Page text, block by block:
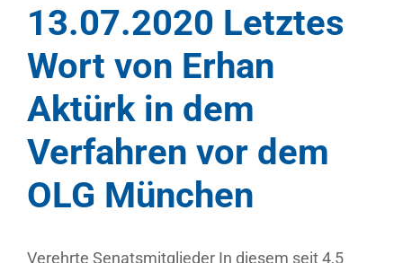
13.07.2020 Letztes
Wort von Erhan
Aktürk in dem
Verfahren vor dem
OLG München
Verehrte Senatsmitglieder In diesem seit 4,5